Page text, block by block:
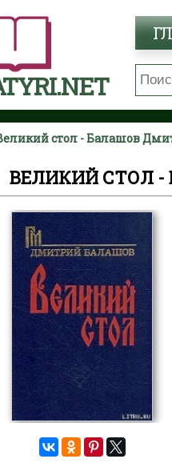
стол - Балашов
ВЕЛИКИЙ СТОЛ